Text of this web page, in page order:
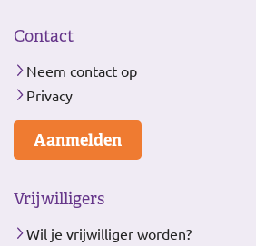
Contact
Neem contact op
Privacy
Aanmelden
Vrijwilligers
Wil je vrijwilliger worden?